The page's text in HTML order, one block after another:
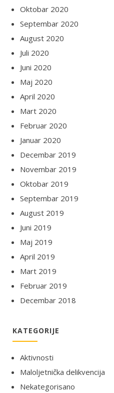
Oktobar 2020
Septembar 2020
August 2020
Juli 2020
Juni 2020
Maj 2020
April 2020
Mart 2020
Februar 2020
Januar 2020
Decembar 2019
Novembar 2019
Oktobar 2019
Septembar 2019
August 2019
Juni 2019
Maj 2019
April 2019
Mart 2019
Februar 2019
Decembar 2018
KATEGORIJE
Aktivnosti
Maloljetnička delikvencija
Nekategorisano